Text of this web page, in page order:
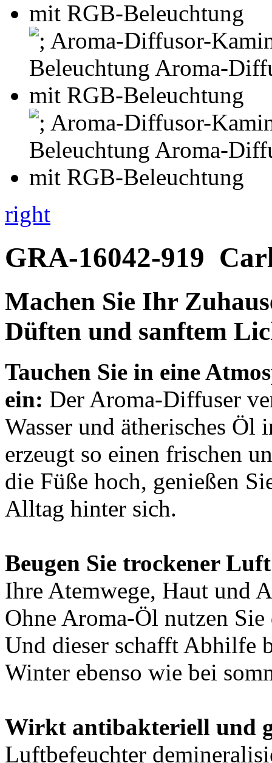
right
GRA-16042-919
Machen Sie Ihr
Düften und sanftem
Tauchen Sie in eine
ein: Der Aroma-Diffuser
Wasser und ätherisches Öl
erzeugt so einen frischen
die Füße hoch, genießen
Alltag hinter sich.
Beugen Sie trockener
Ihre Atemwege, Haut und
Ohne Aroma-Öl nutzen
Und dieser schafft Abhilfe
Winter ebenso wie bei
Wirkt antibakteriell und
Luftbefeuchter